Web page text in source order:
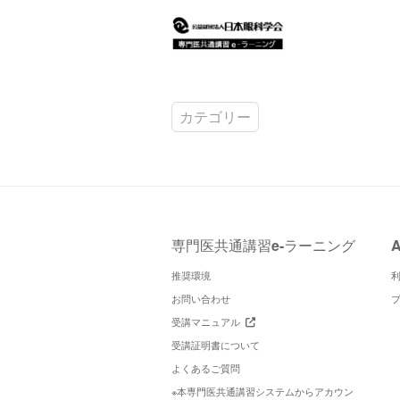
カテゴリー
専門医共通講習e-ラーニング
推奨環境
お問い合わせ
受講マニュアル
受講証明書について
よくあるご質問
※本専門医共通講習システムからアカウン